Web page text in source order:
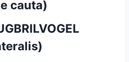
cauta)